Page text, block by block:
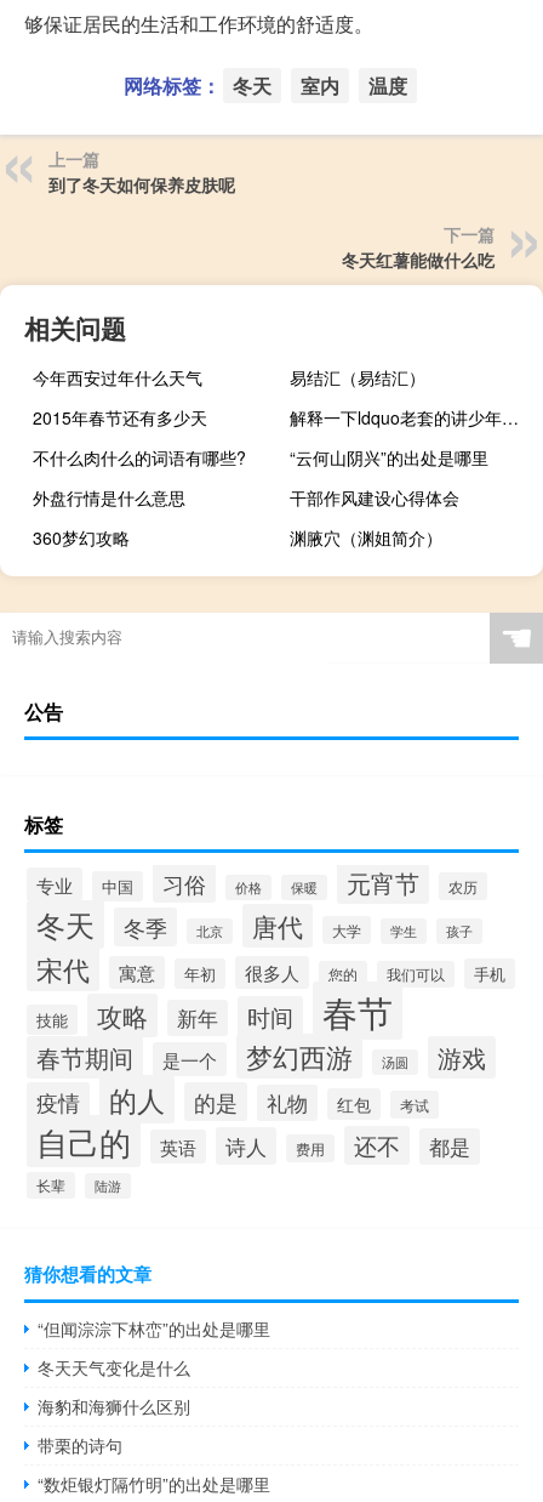
够保证居民的生活和工作环境的舒适度。
网络标签： 冬天 室内 温度
上一篇
到了冬天如何保养皮肤呢
下一篇
冬天红薯能做什么吃
相关问题
今年西安过年什么天气
易结汇（易结汇）
2015年春节还有多少天
解释一下ldquo老套的讲少年狂留下黄右捧苍白rdquo
不什么肉什么的词语有哪些?
“云何山阴兴”的出处是哪里
外盘行情是什么意思
干部作风建设心得体会
360梦幻攻略
渊腋穴（渊姐简介）
☚
公告
标签
专业 中国 习俗 价格 保暖 元宵节 农历
冬天 冬季 北京 唐代 大学 学生 孩子
宋代 寓意 年初 很多人 您的 我们可以
手机
技能
攻略 新年 时间 春节
春节期间 是一个 梦幻西游 汤圆 游戏
疫情 的人 的是 礼物 红包 考试
自己的 英语 诗人 费用 还不 都是
长辈 陆游
猜你想看的文章
“但闻淙淙下林峦”的出处是哪里
冬天天气变化是什么
海豹和海狮什么区别
带栗的诗句
“数炬银灯隔竹明”的出处是哪里